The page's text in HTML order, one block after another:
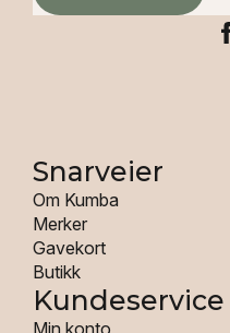
Snarveier
Om Kumba
Merker
Gavekort
Butikk
Kundeservice
Min konto